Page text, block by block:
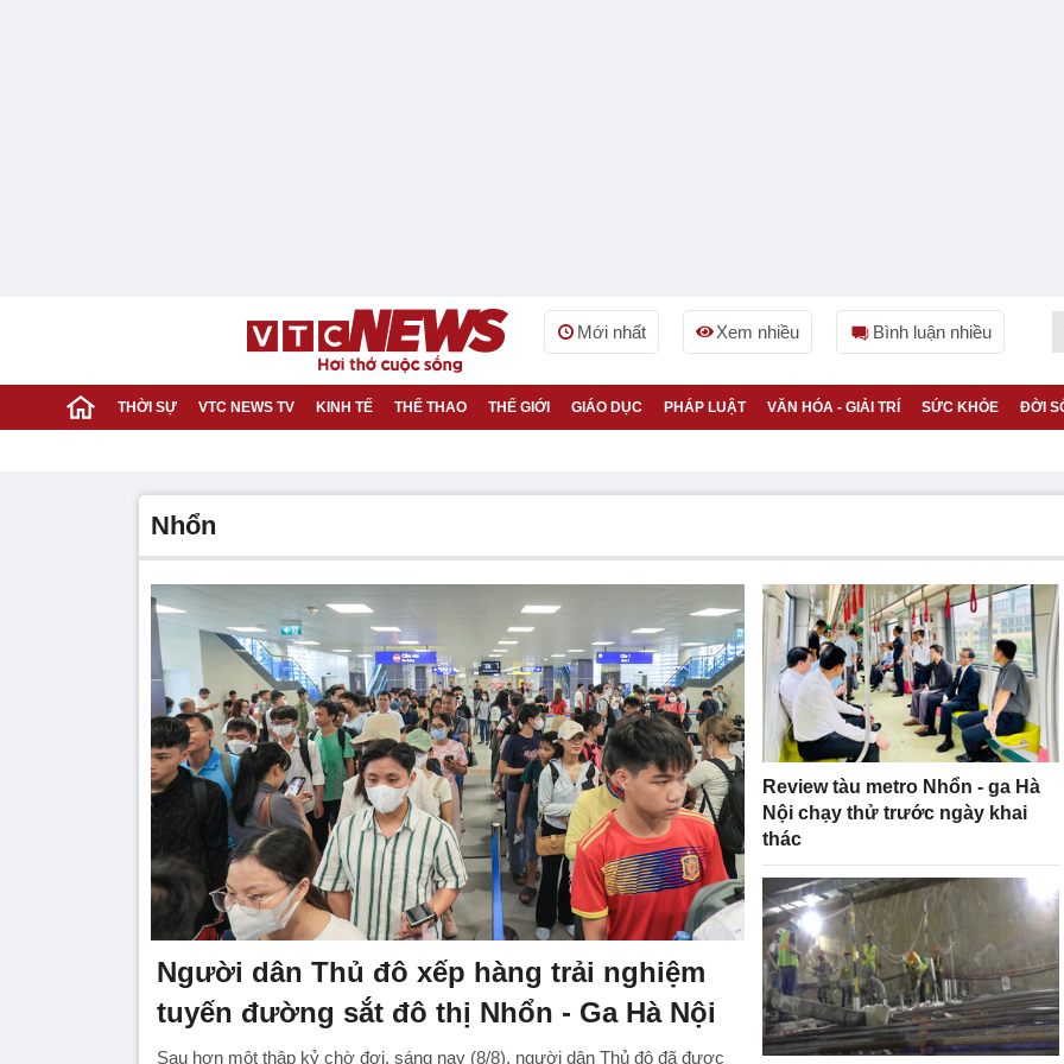
Mới nhất Xem nhiều Bình luận nhiều
THỜI SỰ VTC NEWS TV KINH TẾ THỂ THAO THẾ GIỚI GIÁO DỤC PHÁP LUẬT VĂN HÓA - GIẢI TRÍ SỨC KHỎE ĐỜI
Nhổn
Người dân Thủ đô xếp hàng trải nghiệm
tuyến đường sắt đô thị Nhổn - Ga Hà Nội
Sau hơn một thập kỷ chờ đợi, sáng nay (8/8), người dân Thủ đô đã được
Review tàu metro Nhổn - ga Hà
Nội chạy thử trước ngày khai
thác